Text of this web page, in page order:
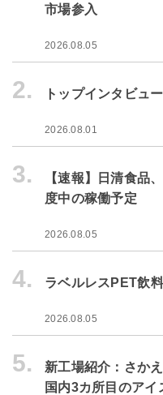
市場参入
2026.08.05
2. トップインタビュ
2026.08.01
3.
【速報】日清食品
度中の稼働予定
2026.08.05
4. ラベルレスPET飲
2026.08.05
5.
新工場紹介：さか
国内3カ所目のアイ